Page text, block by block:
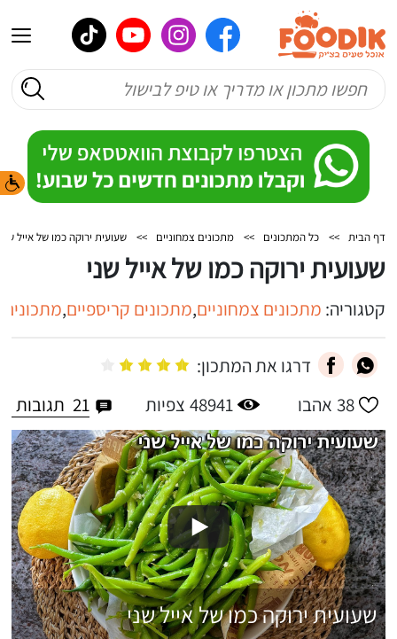
דף הבית >> כל המתכונים >> מתכונים צמחוניים >> שעועית ירוקה כמו של אייל שני
שעועית ירוקה כמו של אייל שני
קטגוריה: מתכונים צמחוניים,מתכונים קריספיים,
דרגו את המתכון:
38 אהבו 48941 צפיות 21 תגובות
שעועית ירוקה כמו של אייל שני